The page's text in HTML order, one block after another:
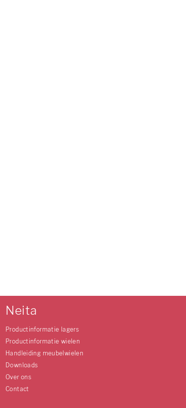
Neita
Productinformatie lagers
Productinformatie wielen
Handleiding meubelwielen
Downloads
Over ons
Contact